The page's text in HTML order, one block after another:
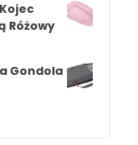
Różowy
Gondola